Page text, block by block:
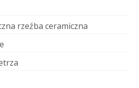
rzeźba ceramiczna